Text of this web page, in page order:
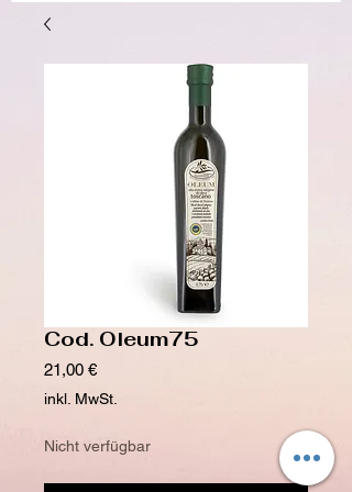
Cod. Oleum75
21,00 €Preis
inkl. MwSt.
Nicht verfügbar